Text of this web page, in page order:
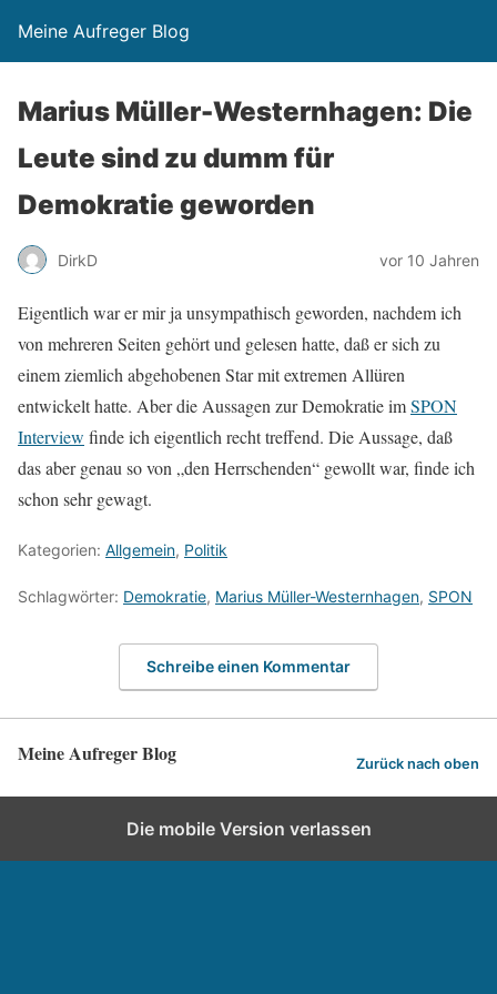
Meine Aufreger Blog
Marius Müller-Westernhagen: Die
Leute sind zu dumm für
Demokratie geworden
DirkD vor 10 Jahren
Eigentlich war er mir ja unsympathisch geworden, nachdem ich
von mehreren Seiten gehört und gelesen hatte, daß er sich zu
einem ziemlich abgehobenen Star mit extremen Allüren
entwickelt hatte. Aber die Aussagen zur Demokratie imSPON
Interview finde ich eigentlich recht treffend. Die Aussage, daß
das aber genau so von „den Herrschenden“ gewollt war, finde ich
schon sehr gewagt.
Kategorien: Allgemein, Politik
Schlagwörter: Demokratie, Marius Müller-Westernhagen, SPON
Schreibe einen Kommentar
Meine Aufreger Blog Zurück nach oben
Die mobile Version verlassen